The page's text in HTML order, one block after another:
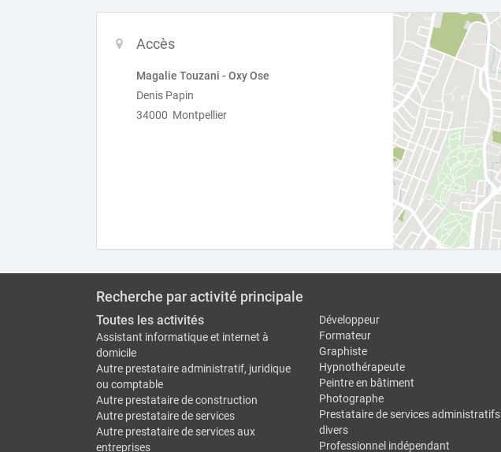
Accès
Magalie Touzani - Oxy Ose
Denis Papin
34000 Montpellier
Recherche par activité principale
Toutes les activités
Assistant informatique et internet à
domicile
Autre prestataire administratif, juridique
ou comptable
Autre prestataire de construction
Autre prestataire de services
Autre prestataire de services aux
entreprises
Développeur
Formateur
Graphiste
Hypnothérapeute
Peintre en bâtiment
Photographe
Prestataire de services administratifs
divers
Professionnel indépendant